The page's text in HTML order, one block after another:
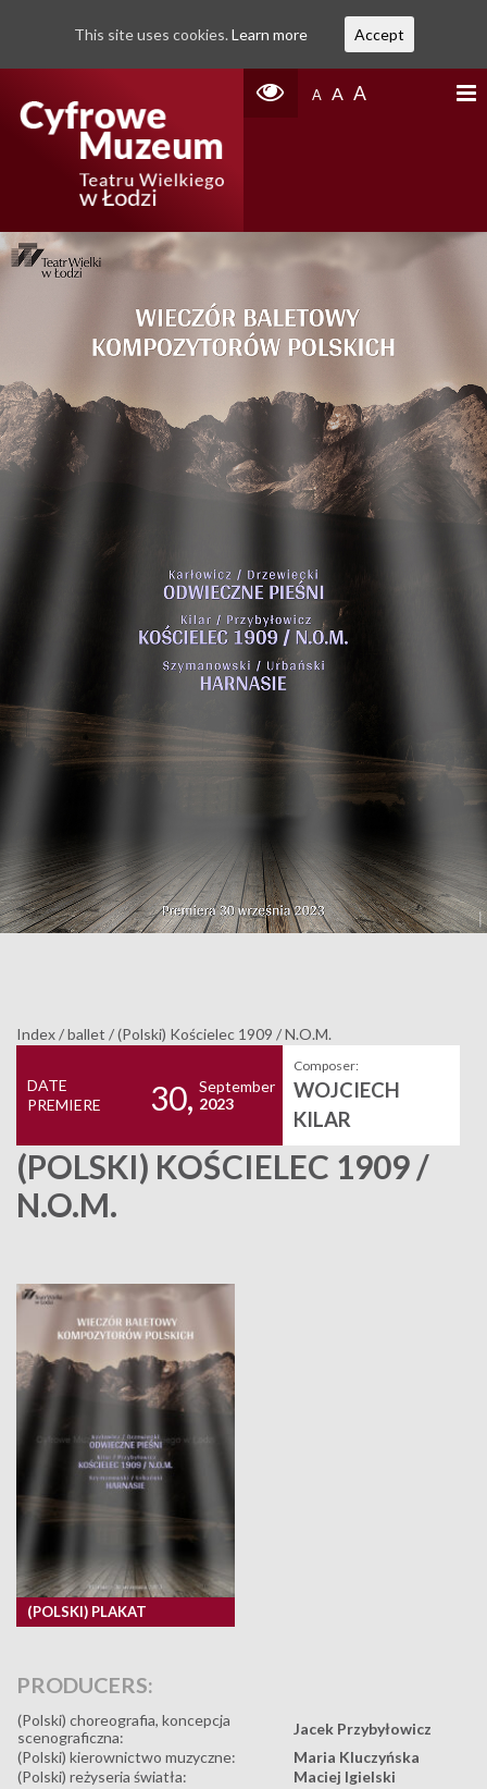
A A A
Index/ballet /(Polski) Kościelec 1909 / N.O.M.
DATE
PREMIERE
30, September
2023
Composer:
WOJCIECH
KILAR
(POLSKI) KOŚCIELEC 1909 /
N.O.M.
(POLSKI) PLAKAT
PRODUCERS:
(Polski) choreografia, koncepcja
scenograficzna:
Jacek Przybyłowicz
(Polski) kierownictwo muzyczne:
Maria Kluczyńska
(Polski) reżyseria światła:
Maciej Igielski
This site uses cookies. Learn more Accept